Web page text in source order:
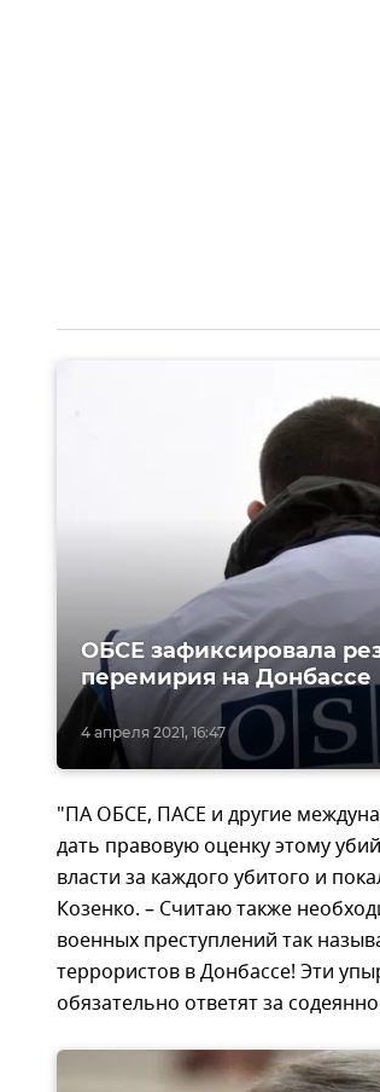
4 апреля 2021, 16:47
ОБСЕ зафиксировала
перемирия на Донбассе
"ПА ОБСЕ, ПАСЕ и другие
дать правовую оценку этому
власти за каждого убитого и
Козенко. – Считаю также
военных преступлений так
террористов в Донбассе! Эти
обязательно ответят за